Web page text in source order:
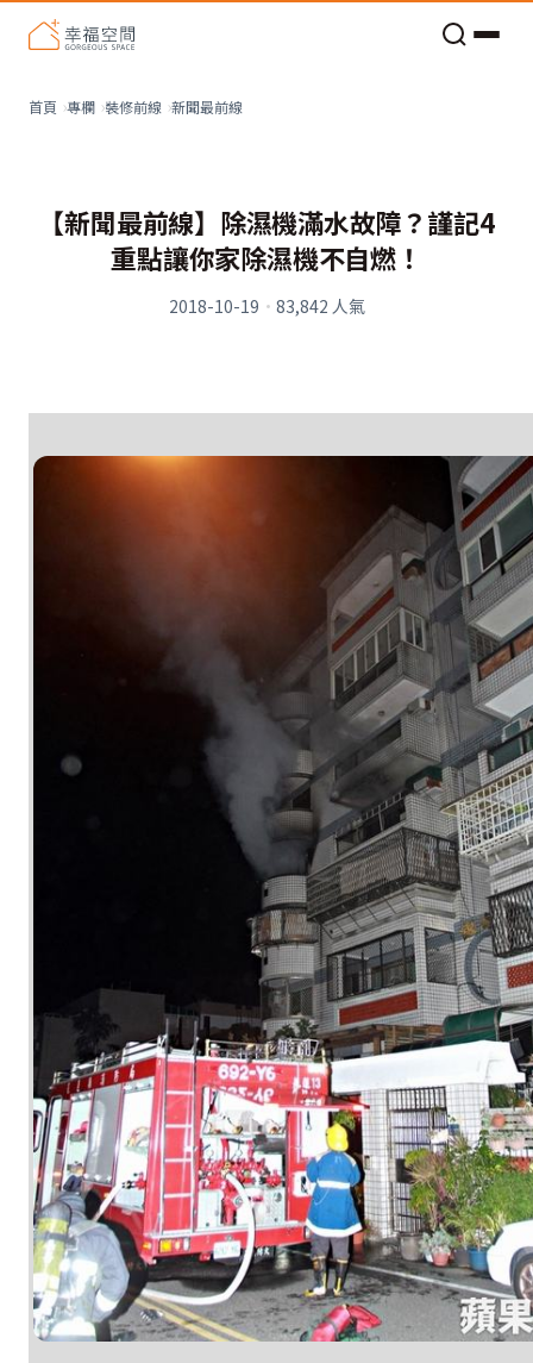
首頁 專欄 裝修前線 新聞最前線
【新聞最前線】除濕機滿水故障？謹記4
重點讓你家除濕機不自燃！
2018-10-19 · 83,842 人氣